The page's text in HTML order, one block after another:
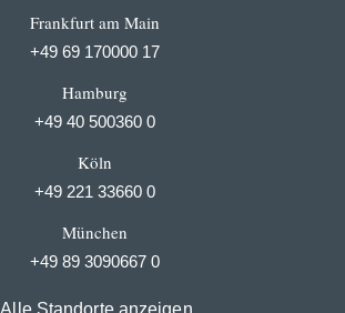
Frankfurt am Main
+49 69 170000 17
Hamburg
+49 40 500360 0
Köln
+49 221 33660 0
München
+49 89 3090667 0
Alle Standorte anzeigen